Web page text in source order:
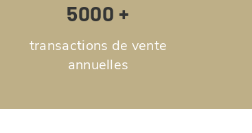
5000 +
transactions de vente
annuelles